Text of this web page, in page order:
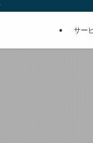
は、心温まる濃厚な話と
サー